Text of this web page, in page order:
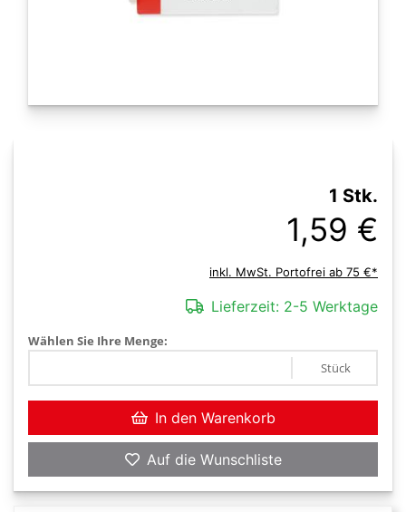
1 Stk.
1,59 €
inkl. MwSt. Portofrei ab 75 €*
Lieferzeit: 2-5 Werktage
Wählen Sie Ihre Menge:
Stück
In den Warenkorb
Auf die Wunschliste